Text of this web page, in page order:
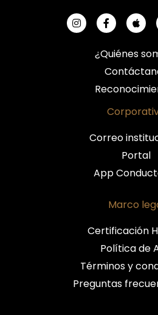
¿Quiénes
Correo
Portal
App
Marco
Certificación
Política de
Términos y
Preguntas